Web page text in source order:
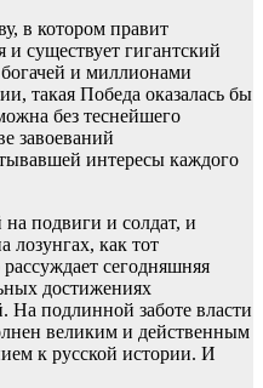
в котором правит
и существует гигантский
и миллионами
такая Победа оказалась бы
без теснейшего
завоеваний
интересы каждого
подвиги и солдат, и
лозунгах, как тот
сегодняшняя
достижениях
На подлинной заботе власти
великим и действенным
к русской истории. И